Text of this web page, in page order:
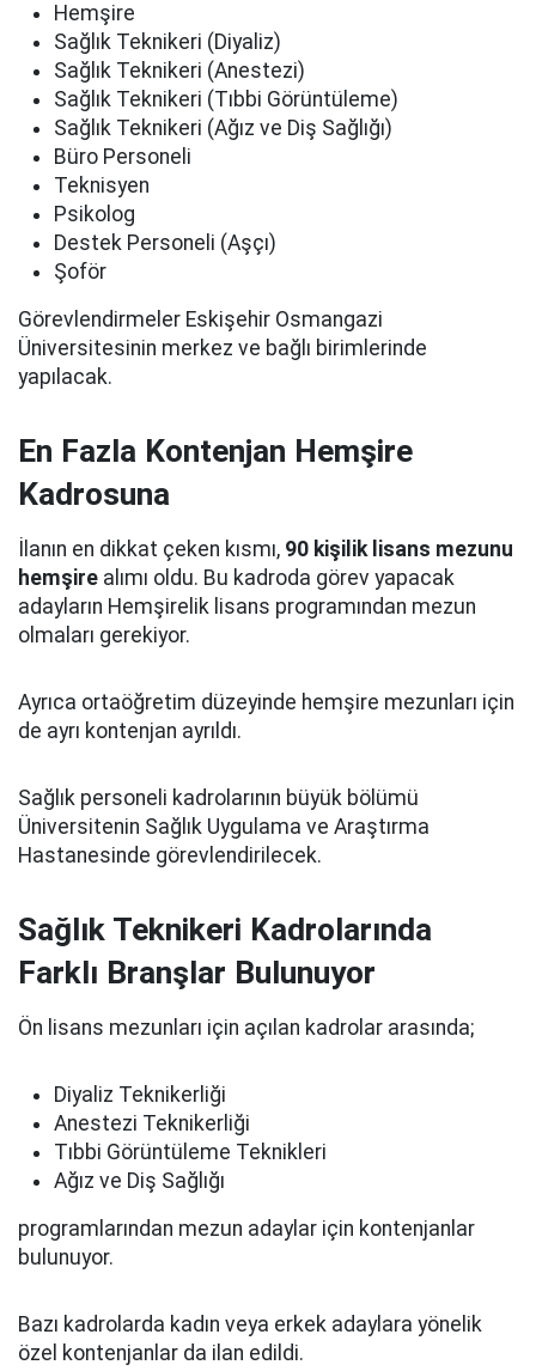
Hemşire
Sağlık Teknikeri (Diyaliz)
Sağlık Teknikeri (Anestezi)
Sağlık Teknikeri (Tıbbi Görüntüleme)
Sağlık Teknikeri (Ağız ve Diş Sağlığı)
Büro Personeli
Teknisyen
Psikolog
Destek Personeli (Aşçı)
Şoför
Görevlendirmeler Eskişehir Osmangazi
Üniversitesinin merkez ve bağlı birimlerinde
yapılacak.
En Fazla Kontenjan Hemşire
Kadrosuna
İlanın en dikkat çeken kısmı, 90 kişilik lisans mezunu
hemşire alımı oldu. Bu kadroda görev yapacak
adayların Hemşirelik lisans programından mezun
olmaları gerekiyor.
Ayrıca ortaöğretim düzeyinde hemşire mezunları için
de ayrı kontenjan ayrıldı.
Sağlık personeli kadrolarının büyük bölümü
Üniversitenin Sağlık Uygulama ve Araştırma
Hastanesinde görevlendirilecek.
Sağlık Teknikeri Kadrolarında
Farklı Branşlar Bulunuyor
Ön lisans mezunları için açılan kadrolar arasında;
Diyaliz Teknikerliği
Anestezi Teknikerliği
Tıbbi Görüntüleme Teknikleri
Ağız ve Diş Sağlığı
programlarından mezun adaylar için kontenjanlar
bulunuyor.
Bazı kadrolarda kadın veya erkek adaylara yönelik
özel kontenjanlar da ilan edildi.